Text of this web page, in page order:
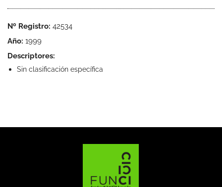
Nº Registro: 42534
Año: 1999
Descriptores:
Sin clasificación específica